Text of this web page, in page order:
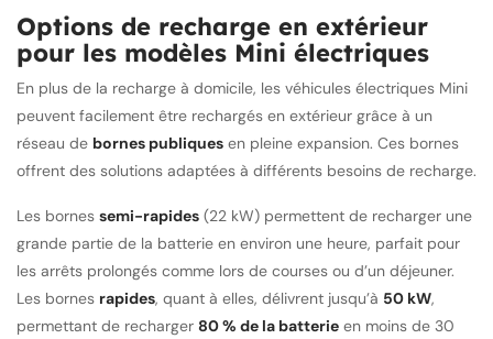
Options de recharge en extérieur
pour les modèles Mini électriques
En plus de la recharge à domicile, les véhicules électriques Mini
peuvent facilement être rechargés en extérieur grâce à un
réseau de bornes publiques en pleine expansion. Ces bornes
offrent des solutions adaptées à différents besoins de recharge.
Les bornes semi-rapides (22 kW) permettent de recharger une
grande partie de la batterie en environ une heure, parfait pour
les arrêts prolongés comme lors de courses ou d’un déjeuner.
Les bornes rapides, quant à elles, délivrent jusqu’à 50 kW,
permettant de recharger 80 % de la batterie en moins de 30